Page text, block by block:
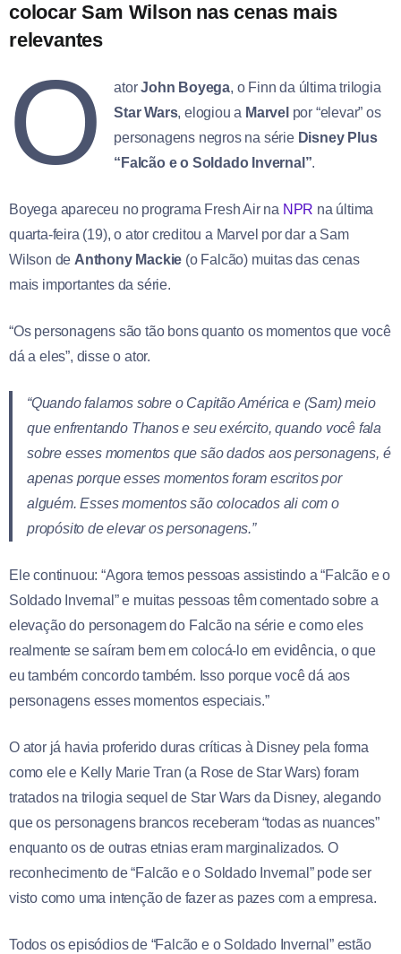
colocar Sam Wilson nas cenas mais
relevantes
O atorJohn Boyega, o Finn da última trilogia
Star Wars, elogiou a Marvel por “elevar” os
personagens negros na série Disney Plus
“Falcão e o Soldado Invernal”.
Boyega apareceu no programa Fresh Air na NPR na última
quarta-feira (19), o ator creditou a Marvel por dar a Sam
Wilson de Anthony Mackie (o Falcão) muitas das cenas
mais importantes da série.
“Os personagens são tão bons quanto os momentos que você
dá a eles”, disse o ator.
“Quando falamos sobre o Capitão América e (Sam) meio
que enfrentando Thanos e seu exército, quando você fala
sobre esses momentos que são dados aos personagens, é
apenas porque esses momentos foram escritos por
alguém. Esses momentos são colocados ali com o
propósito de elevar os personagens.”
Ele continuou: “Agora temos pessoas assistindo a “Falcão e o
Soldado Invernal” e muitas pessoas têm comentado sobre a
elevação do personagem do Falcão na série e como eles
realmente se saíram bem em colocá-lo em evidência, o que
eu também concordo também. Isso porque você dá aos
personagens esses momentos especiais.”
O ator já havia proferido duras críticas à Disney pela forma
como ele e Kelly Marie Tran (a Rose de Star Wars) foram
tratados na trilogia sequel de Star Wars da Disney, alegando
que os personagens brancos receberam “todas as nuances”
enquanto os de outras etnias eram marginalizados. O
reconhecimento de “Falcão e o Soldado Invernal” pode ser
visto como uma intenção de fazer as pazes com a empresa.
Todos os episódios de “Falcão e o Soldado Invernal” estão